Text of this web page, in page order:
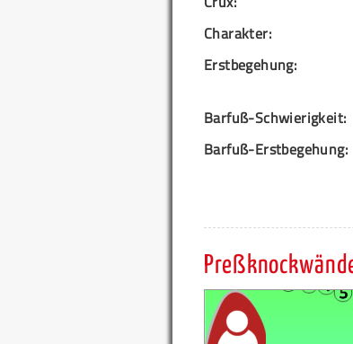
Charakter:
Erstbegehung:
Barfuß-Schwierigkeit:
Barfuß-Erstbegehung: